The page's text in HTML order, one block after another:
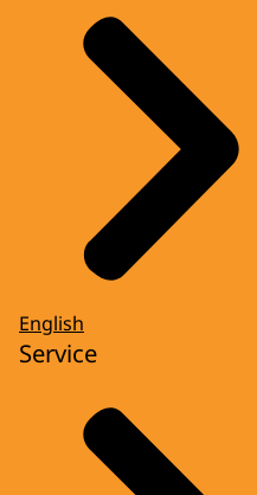
English
Service